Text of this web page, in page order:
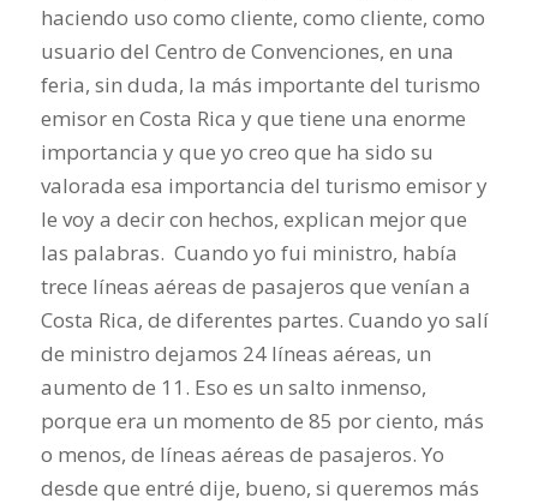
haciendo uso como cliente, como cliente, como
usuario del Centro de Convenciones, en una
feria, sin duda, la más importante del turismo
emisor en Costa Rica y que tiene una enorme
importancia y que yo creo que ha sido su
valorada esa importancia del turismo emisor y
le voy a decir con hechos, explican mejor que
las palabras. Cuando yo fui ministro, había
trece líneas aéreas de pasajeros que venían a
Costa Rica, de diferentes partes. Cuando yo salí
de ministro dejamos 24 líneas aéreas, un
aumento de 11. Eso es un salto inmenso,
porque era un momento de 85 por ciento, más
o menos, de líneas aéreas de pasajeros. Yo
desde que entré dije, bueno, si queremos más